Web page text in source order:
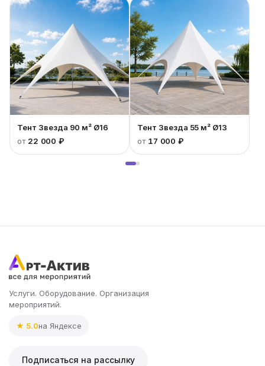
Тент Звезда 90 м² Ø16
от 22 000 ₽
Тент Звезда 55 м² Ø13
от 17 000 ₽
Услуги. Оборудование. Организация
мероприятий.
★ 5.0на Яндексе
Подписаться на рассылку